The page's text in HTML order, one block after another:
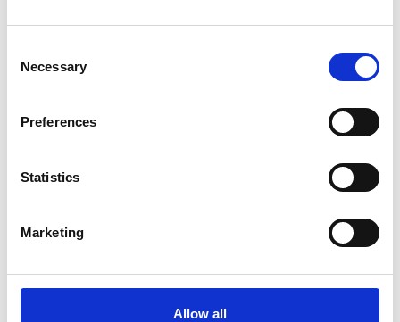
Selection
Necessary
Preferences
Statistics
Marketing
Allow all
Información comercial
accesorios para mi vehículo?
¿Cuántos años de garantía ofrecen?
infiltraciones?